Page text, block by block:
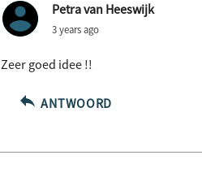
Petra van Heeswijk
3 years ago
Zeer goed idee !!
ANTWOORD